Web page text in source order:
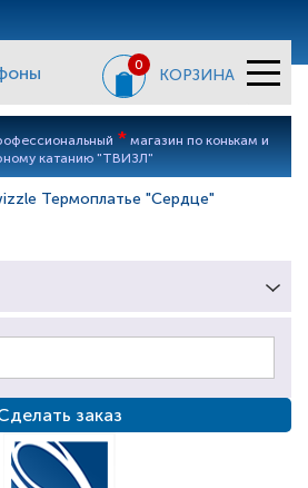
0
КОРЗИНА
* магазин по конькам и
катанию "ТВИЗЛ"
Термоплатье "Сердце"
заказ